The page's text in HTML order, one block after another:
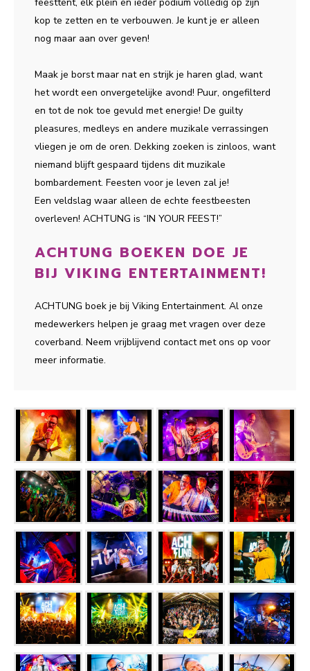
kop te zetten en te verbouwen. Je kunt je er alleen
nog maar aan over geven!
Maak je borst maar nat en strijk je haren glad, want
het wordt een onvergetelijke avond! Puur, ongefilterd
en tot de nok toe gevuld met energie! De guilty
pleasures, medleys en andere muzikale verrassingen
vliegen je om de oren. Dekking zoeken is zinloos, want
niemand blijft gespaard tijdens dit muzikale
bombardement. Feesten voor je leven zal je!
Een veldslag waar alleen de echte feestbeesten
overleven! ACHTUNG is “IN YOUR FEEST!”
ACHTUNG BOEKEN DOE JE
BIJ VIKING ENTERTAINMENT!
ACHTUNG boek je bij Viking Entertainment. Al onze
medewerkers helpen je graag met vragen over deze
coverband. Neem vrijblijvend contact met ons op voor
meer informatie.